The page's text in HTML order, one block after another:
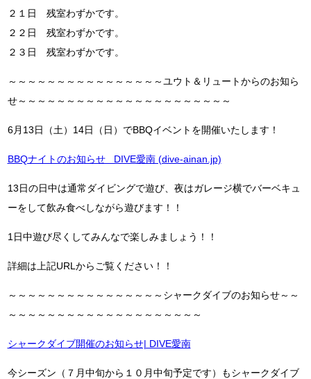
２１日 残室わずかです。
２２日 残室わずかです。
２３日 残室わずかです。
～～～～～～～～～～～～～～～～ユウト＆リュートからのお知ら
せ～～～～～～～～～～～～～～～～～～～～～～
6月13日（土）14日（日）でBBQイベントを開催いたします！
BBQナイトのお知らせ DIVE愛南 (dive-ainan.jp)
13日の日中は通常ダイビングで遊び、夜はガレージ横でバーベキュ
ーをして飲み食べしながら遊びます！！
1日中遊び尽くしてみんなで楽しみましょう！！
詳細は上記URLからご覧ください！！
～～～～～～～～～～～～～～～～シャークダイブのお知らせ～～
～～～～～～～～～～～～～～～～～～～～
シャークダイブ開催のお知らせ| DIVE愛南
今シーズン（７月中旬から１０月中旬予定です）もシャークダイブ